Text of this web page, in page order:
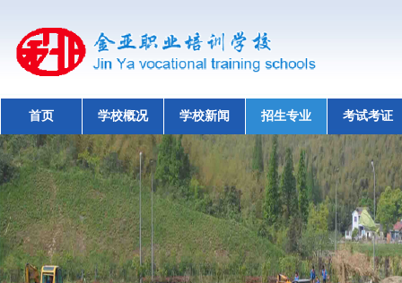
首页 学校概况 学校新闻 招生专业 考试考证